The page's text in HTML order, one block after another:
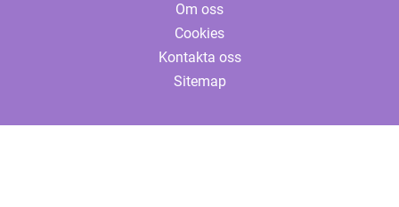
Om oss
Cookies
Kontakta oss
Sitemap